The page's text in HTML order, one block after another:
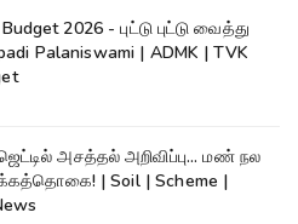
2026 - புட்டு புட்டு வைத்து
Palaniswami | ADMK | TVK
அசத்தல் அறிவிப்பு... மண் நல
| Soil | Scheme |